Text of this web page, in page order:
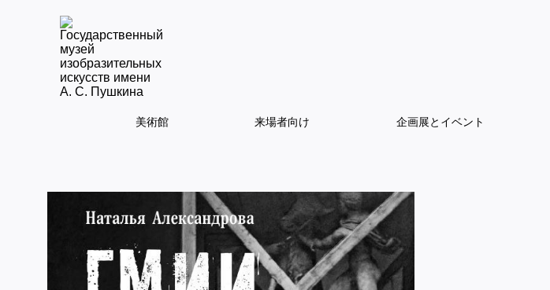
美術館 来場者向け 企画展とイベント